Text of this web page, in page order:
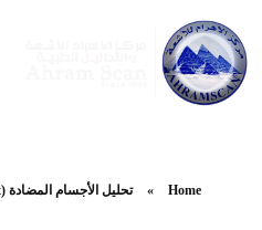
Home
» تحليل الأجسام المضادة (Antibody Test)